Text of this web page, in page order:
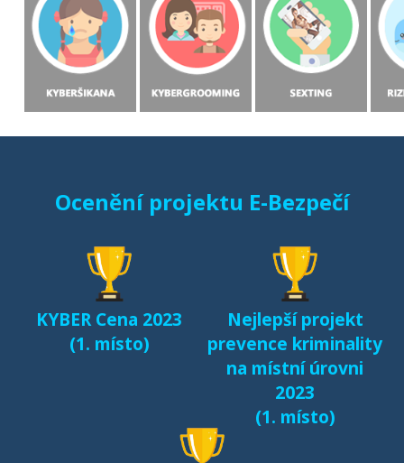
Rizikové formy
chování českých a
slovenských dětí v
prostředí internetu
(MONO, 2015)
Sexting a rizikové
dětí v kyberprostoru
Fenomén Minecraft v
českém prostředí
Další výsledky jsou k
Ocenění projektu E-Bezpečí
KYBER Cena 2023
(1. místo)
Nejlepší projekt
prevence kriminality
na místní úrovni
2023
(1. místo)